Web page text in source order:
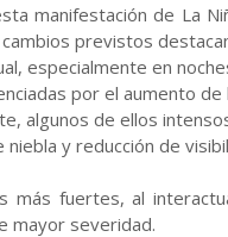
manifestación de La
previstos
especialmente en
por el aumento de
algunos de ellos
y reducción de
más fuertes, al
mayor severidad.